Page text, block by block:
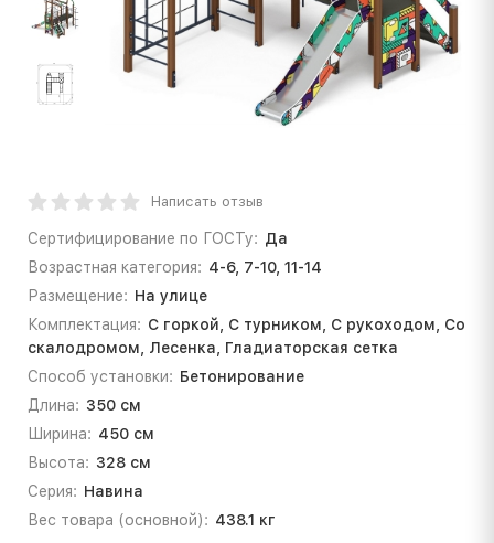
Написать отзыв
Сертифицирование по ГОСТу: Да
Возрастная категория: 4-6, 7-10, 11-14
Размещение: На улице
Комплектация: С горкой, С турником, С рукоходом, Со
скалодромом, Лесенка, Гладиаторская сетка
Способ установки: Бетонирование
Длина: 350 см
Ширина: 450 см
Высота: 328 см
Серия: Навина
Вес товара (основной): 438.1 кг